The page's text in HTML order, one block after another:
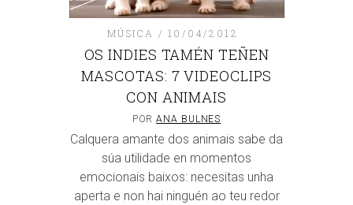
MÚSICA 10/04/2012
OS INDIES TAMÉN TEÑEN
MASCOTAS: 7 VIDEOCLIPS
CON ANIMAIS
PORANA BULNES
Calquera amante dos animais sabe da
súa utilidade en momentos
emocionais baixos: necesitas unha
aperta e non hai ninguén ao teu redor